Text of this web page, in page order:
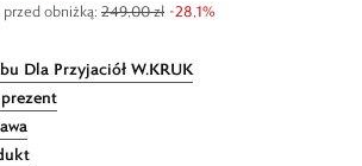
obniżką: 249,00 zł -28,1%
Dla Przyjaciół W.KRUK